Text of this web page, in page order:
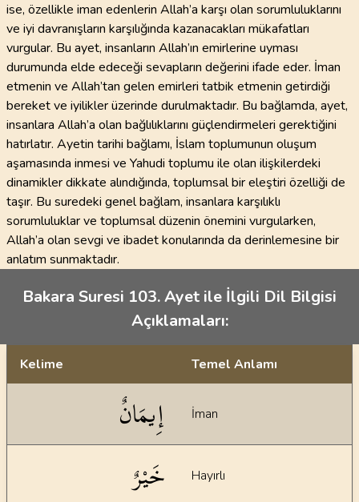
ise, özellikle iman edenlerin Allah’a karşı olan sorumluluklarını
ve iyi davranışların karşılığında kazanacakları mükafatları
vurgular. Bu ayet, insanların Allah’ın emirlerine uyması
durumunda elde edeceği sevapların değerini ifade eder. İman
etmenin ve Allah’tan gelen emirleri tatbik etmenin getirdiği
bereket ve iyilikler üzerinde durulmaktadır. Bu bağlamda, ayet,
insanlara Allah’a olan bağlılıklarını güçlendirmeleri gerektiğini
hatırlatır. Ayetin tarihi bağlamı, İslam toplumunun oluşum
aşamasında inmesi ve Yahudi toplumu ile olan ilişkilerdeki
dinamikler dikkate alındığında, toplumsal bir eleştiri özelliği de
taşır. Bu suredeki genel bağlam, insanlara karşılıklı
sorumluluklar ve toplumsal düzenin önemini vurgularken,
Allah’a olan sevgi ve ibadet konularında da derinlemesine bir
anlatım sunmaktadır.
Bakara Suresi 103. Ayet ile İlgili Dil Bilgisi
Açıklamaları:
Kelime Temel Anlamı
إِيمَانٌ İman
خَيْرٌ Hayırlı